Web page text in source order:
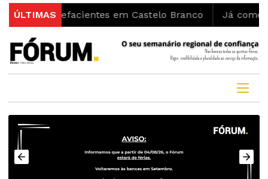
ÚLTIMASem Castelo Branco Já começaram as